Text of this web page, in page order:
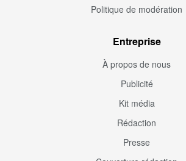
Politique de modération
Entreprise
À propos de nous
Publicité
Kit média
Rédaction
Presse